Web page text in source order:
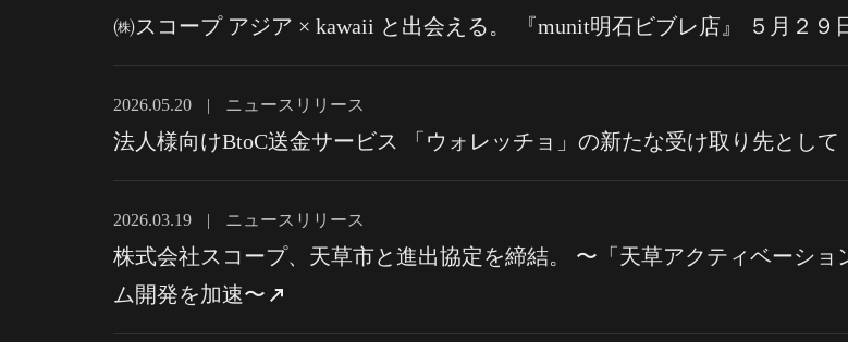
㈱スコープ アジア × kawaii と出会える。 『munit明石ビブレ店』 ５月２９
2026.05.20 | ニュースリリース
法人様向けBtoC送金サービス 「ウォレッチョ」の新たな受け取り先とし
2026.03.19 | ニュースリリース
株式会社スコープ、天草市と進出協定を締結。 〜「天草アクティベーシ
ム開発を加速〜